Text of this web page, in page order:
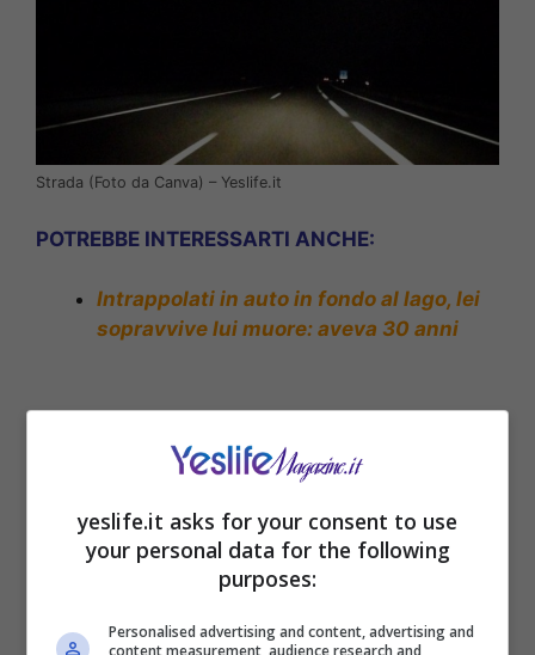
Strada (Foto da Canva) – Yeslife.it
POTREBBE INTERESSARTI ANCHE:
Intrappolati in auto in fondo al lago, lei
sopravvive lui muore: aveva 30 anni
yeslife.it asks for your consent to use
your personal data for the following
purposes:
Personalised advertising and content, advertising and
content measurement, audience research and